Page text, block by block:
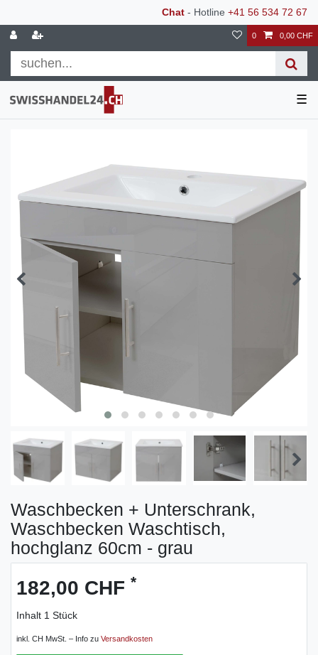
Chat - Hotline +41 56 534 72 67
0 0,00 CHF
☰
Waschbecken + Unterschrank,
Waschbecken Waschtisch,
hochglanz 60cm - grau
182,00 CHF *
Inhalt 1 Stück
inkl. CH MwSt. – Info zu Versandkosten